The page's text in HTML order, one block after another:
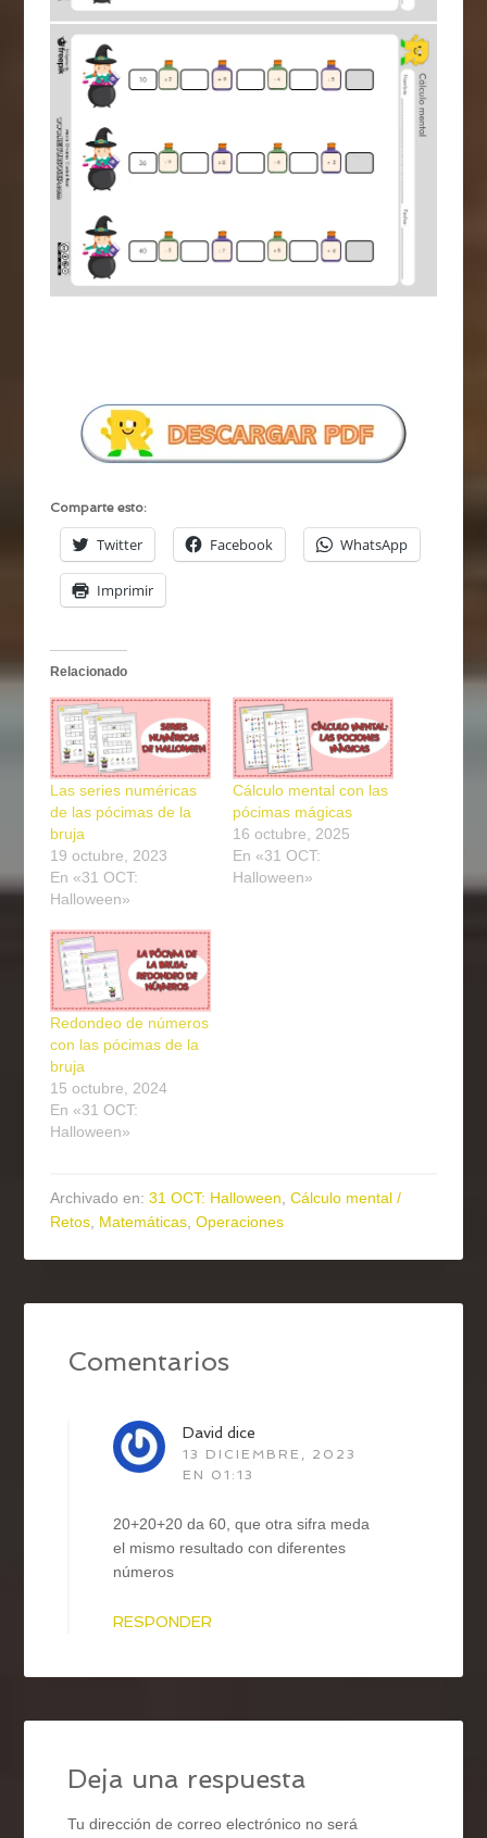
Comparte esto:
Twitter Facebook WhatsApp
Imprimir
Relacionado
Las series numéricas
de las pócimas de la
bruja
19 octubre, 2023
En «31 OCT:
Halloween»
Cálculo mental con las
pócimas mágicas
16 octubre, 2025
En «31 OCT:
Halloween»
Redondeo de números
con las pócimas de la
bruja
15 octubre, 2024
En «31 OCT:
Halloween»
Archivado en:31 OCT: Halloween,Cálculo mental /
Retos, Matemáticas,Operaciones
Comentarios
David dice
13 DICIEMBRE, 2023
EN 01:13
20+20+20 da 60, que otra sifra meda
el mismo resultado con diferentes
números
RESPONDER
Deja una respuesta
Tu dirección de correo electrónico no será